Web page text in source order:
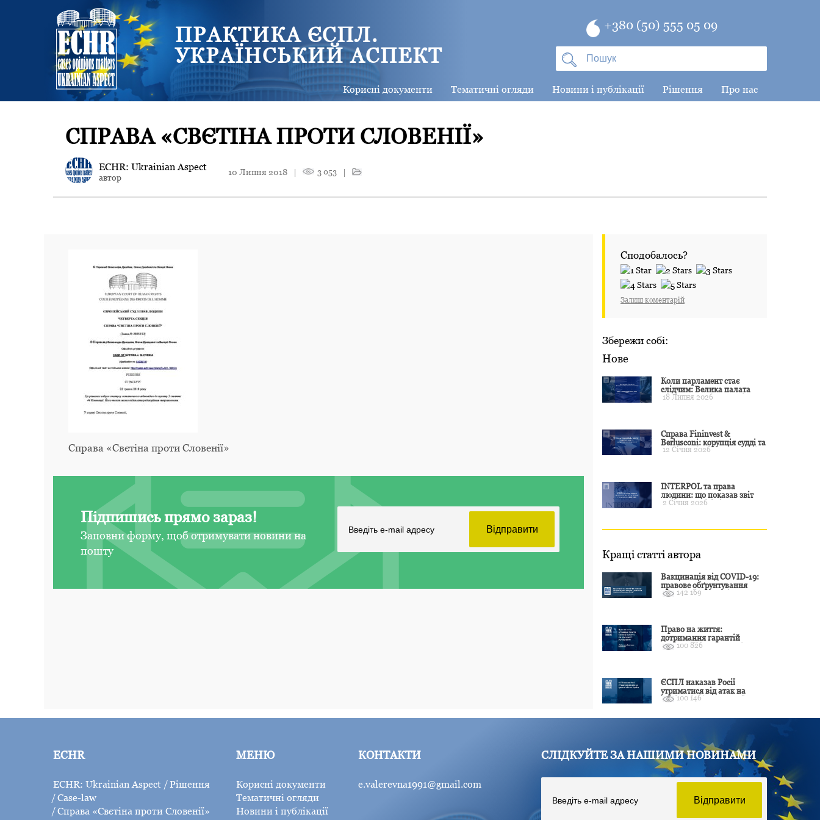
ПРАКТИКА ЄСПЛ.
УКРАЇНСЬКИЙ АСПЕКТ
+380 (50) 555 05 09
Корисні документи Тематичні огляди Новини і публікації Рішення Про нас
СПРАВА «СВЄТІНА ПРОТИ СЛОВЕНІЇ»
ECHR: Ukrainian Aspect
автор
10 Липня 2018 | 3 053 |
Справа «Свєтіна проти Словенії»
Підпишись прямо зараз!
Заповни форму, щоб отримувати новини на
пошту
Сподобалось?
Залиш коментарій
Збережи собі:
Нове
Коли парламент стає
слідчим: Велика палата
ЄСПЛ окреслила межі
18 Липня 2026
Справа Fininvest &
Berlusconi: корупція судді та
презумпція невинуватості
12 Січня 2026
INTERPOL та права
людини: що показав звіт
CCF за 2024 рік і чого чекати
2 Січня 2026
Кращі статті автора
Вакцинація від COVID-19:
правове обґрунтування
відмови і захист від
142 169
Право на життя:
дотримання гарантій
Конвенції залежить від
100 826
ЄСПЛ наказав Росії
утриматися від атак на
цивільні об’єкти України
100 146
ECHR
ECHR: Ukrainian Aspect
Рішення
Case-law
Справа «Свєтіна проти Словенії»
МЕНЮ
Корисні документи
Тематичні огляди
Новини і публікації
КОНТАКТИ
e.valerevna1991@gmail.com
СЛІДКУЙТЕ ЗА НАШИМИ НОВИНАМИ